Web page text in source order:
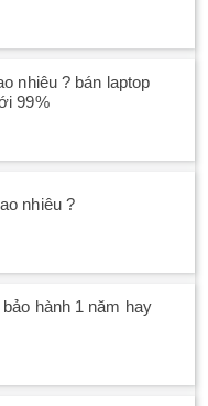
nhiêu ? bán laptop
99%
nhiêu ?
hành 1 năm hay